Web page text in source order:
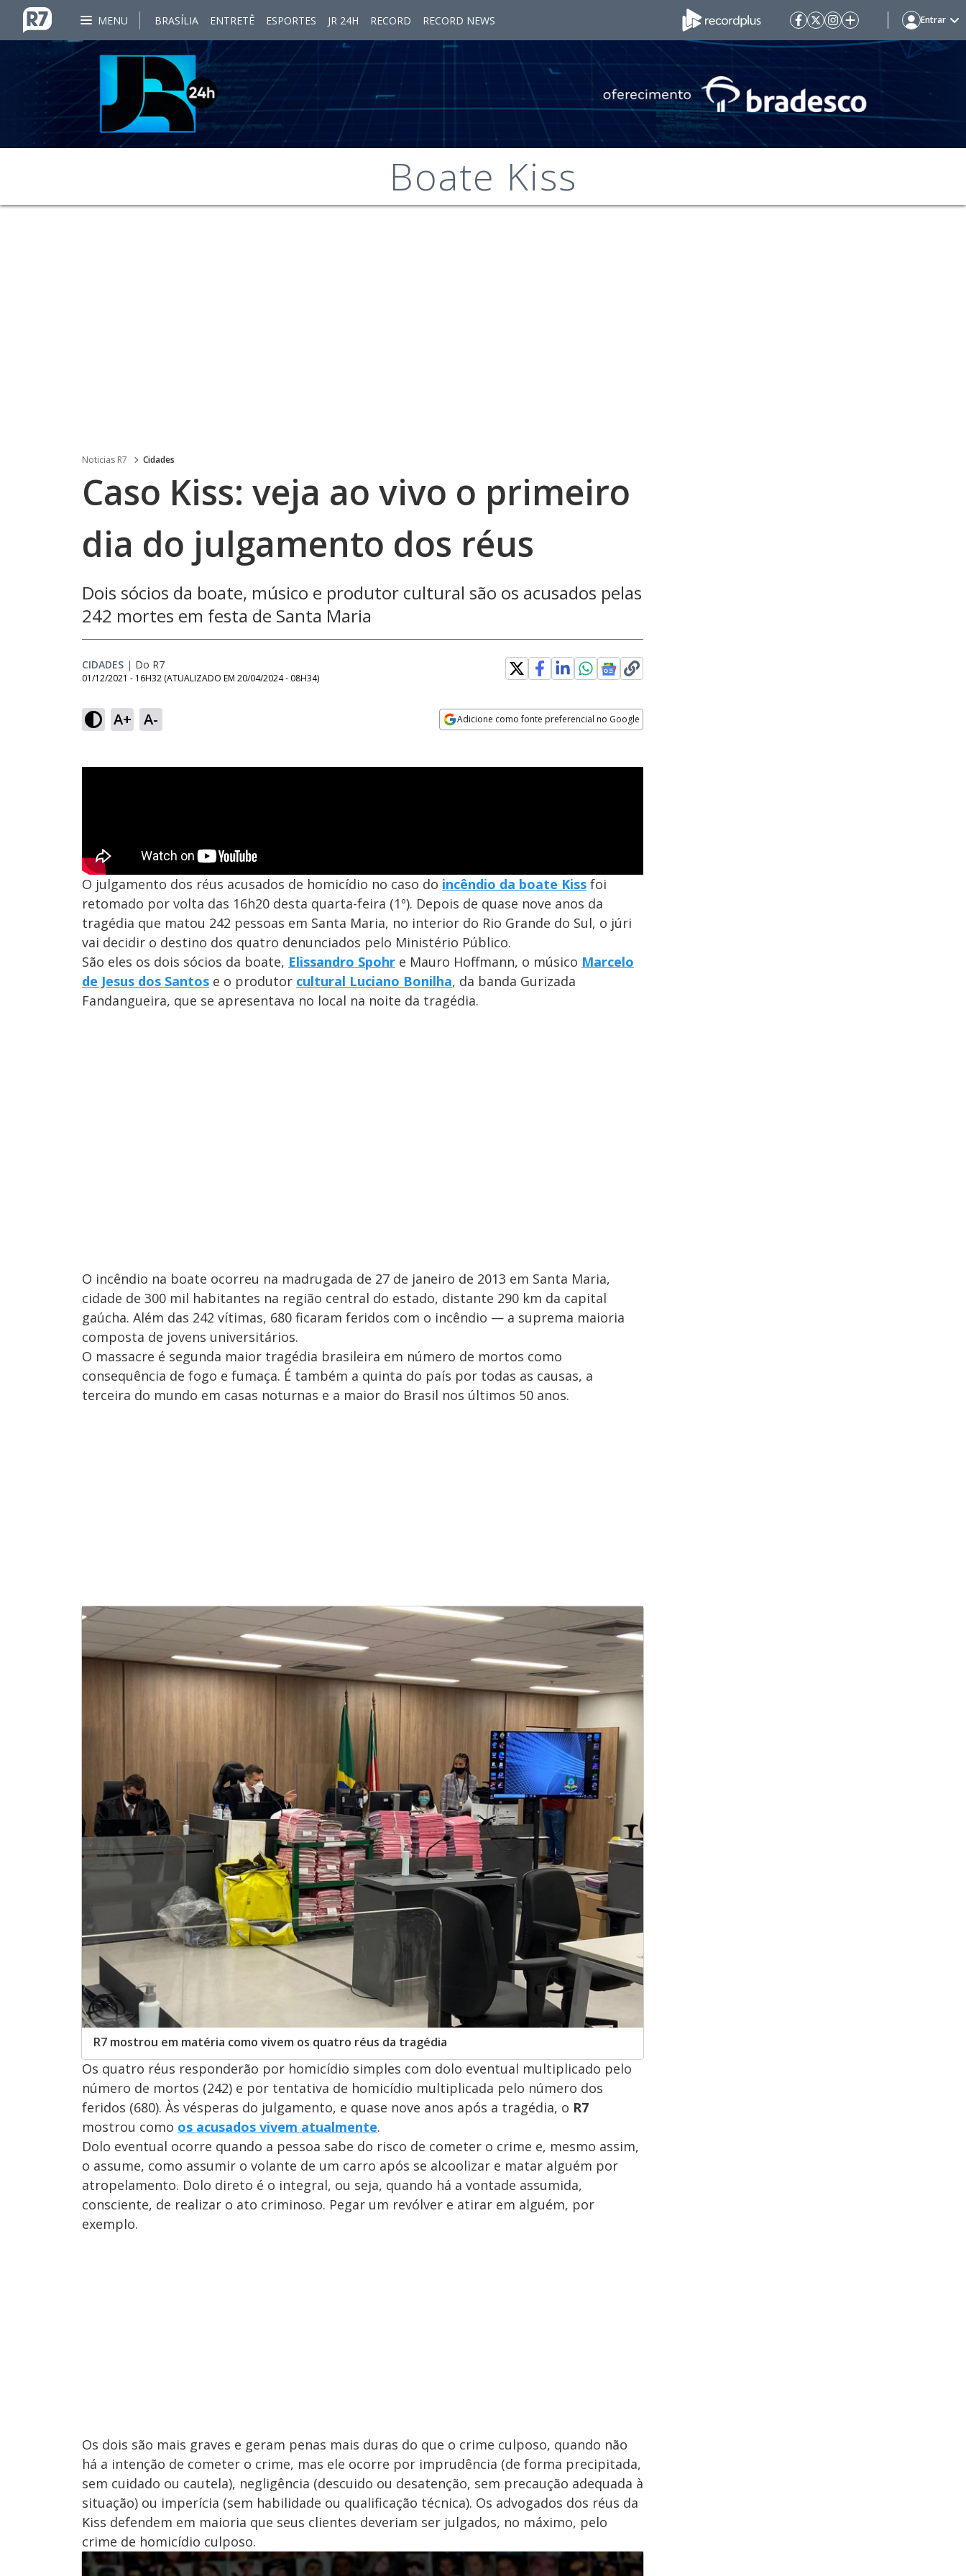
MENU BRASÍLIA ENTRETÊ ESPORTES JR 24H RECORD RECORD NEWS Entrar
Boate Kiss
Noticias R7 Cidades
Caso Kiss: veja ao vivo o primeiro
dia do julgamento dos réus
Dois sócios da boate, músico e produtor cultural são os acusados pelas
242 mortes em festa de Santa Maria
CIDADES | Do R7
01/12/2021 - 16H32 (ATUALIZADO EM 20/04/2024 - 08H34)
A+ A- Adicione como fonte preferencial no Google
O julgamento dos réus acusados de homicídio no caso do incêndio da boate Kiss foi
retomado por volta das 16h20 desta quarta-feira (1º). Depois de quase nove anos da
tragédia que matou 242 pessoas em Santa Maria, no interior do Rio Grande do Sul, o júri
vai decidir o destino dos quatro denunciados pelo Ministério Público.
São eles os dois sócios da boate, Elissandro Spohr e Mauro Hoffmann, o músico Marcelo
de Jesus dos Santos e o produtor cultural Luciano Bonilha, da banda Gurizada
Fandangueira, que se apresentava no local na noite da tragédia.
O incêndio na boate ocorreu na madrugada de 27 de janeiro de 2013 em Santa Maria,
cidade de 300 mil habitantes na região central do estado, distante 290 km da capital
gaúcha. Além das 242 vítimas, 680 ficaram feridos com o incêndio — a suprema maioria
composta de jovens universitários.
O massacre é segunda maior tragédia brasileira em número de mortos como
consequência de fogo e fumaça. É também a quinta do país por todas as causas, a
terceira do mundo em casas noturnas e a maior do Brasil nos últimos 50 anos.
R7 mostrou em matéria como vivem os quatro réus da tragédia
Os quatro réus responderão por homicídio simples com dolo eventual multiplicado pelo
número de mortos (242) e por tentativa de homicídio multiplicada pelo número dos
feridos (680). Às vésperas do julgamento, e quase nove anos após a tragédia, o R7
mostrou como os acusados vivem atualmente.
Dolo eventual ocorre quando a pessoa sabe do risco de cometer o crime e, mesmo assim,
o assume, como assumir o volante de um carro após se alcoolizar e matar alguém por
atropelamento. Dolo direto é o integral, ou seja, quando há a vontade assumida,
consciente, de realizar o ato criminoso. Pegar um revólver e atirar em alguém, por
exemplo.
Os dois são mais graves e geram penas mais duras do que o crime culposo, quando não
há a intenção de cometer o crime, mas ele ocorre por imprudência (de forma precipitada,
sem cuidado ou cautela), negligência (descuido ou desatenção, sem precaução adequada à
situação) ou imperícia (sem habilidade ou qualificação técnica). Os advogados dos réus da
Kiss defendem em maioria que seus clientes deveriam ser julgados, no máximo, pelo
crime de homicídio culposo.